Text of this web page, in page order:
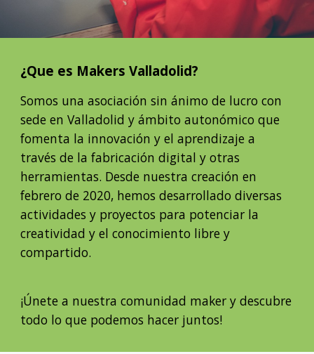
¿Que es Makers Valladolid?
Somos una asociación sin ánimo de lucro con
sede en Valladolid y ámbito autonómico que
fomenta la innovación y el aprendizaje a
través de la fabricación digital y otras
herramientas. Desde nuestra creación en
febrero de 2020, hemos desarrollado diversas
actividades y proyectos para potenciar la
creatividad y el conocimiento libre y
compartido.
¡Únete a nuestra comunidad maker y descubre
todo lo que podemos hacer juntos!